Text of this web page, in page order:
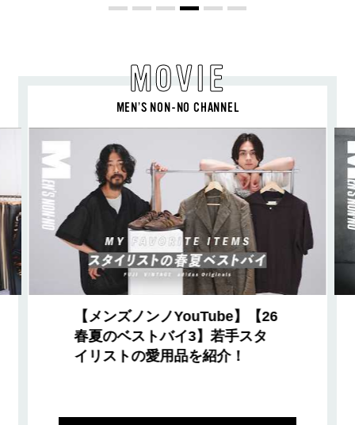
MOVIE
MEN’S NON-NO CHANNEL
【メンズノンノYouTube】【26
春夏のベストバイ3】若手スタ
イリストの愛用品を紹介！